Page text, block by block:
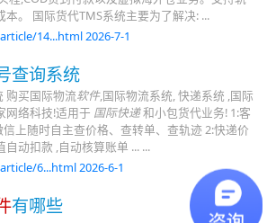
。 国际货代TMS系统主要为了解决: ...
14...html 2026-7-1
查询系统
购买国际物流软件,国际物流系统, 快递系统 ,国际
网络科技!适用于 国际快递和小包货代业务! 1:客
上随时自主查价格、查转单、查轨迹 2:快递价
动扣款 ,自动核算账单 ... ...
6...html 2026-6-1
有哪些